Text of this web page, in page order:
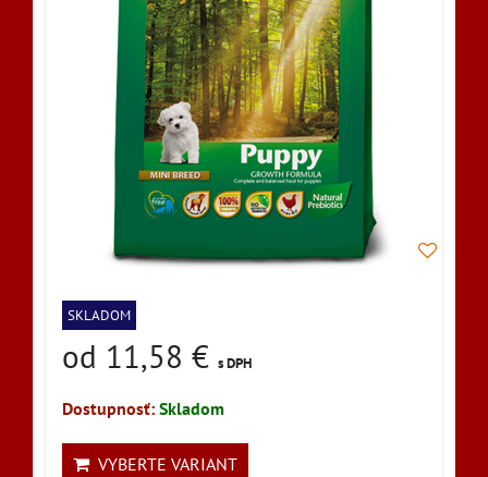
SKLADOM
od 11,58 € s DPH
Dostupnosť: Skladom
VYBERTE VARIANT